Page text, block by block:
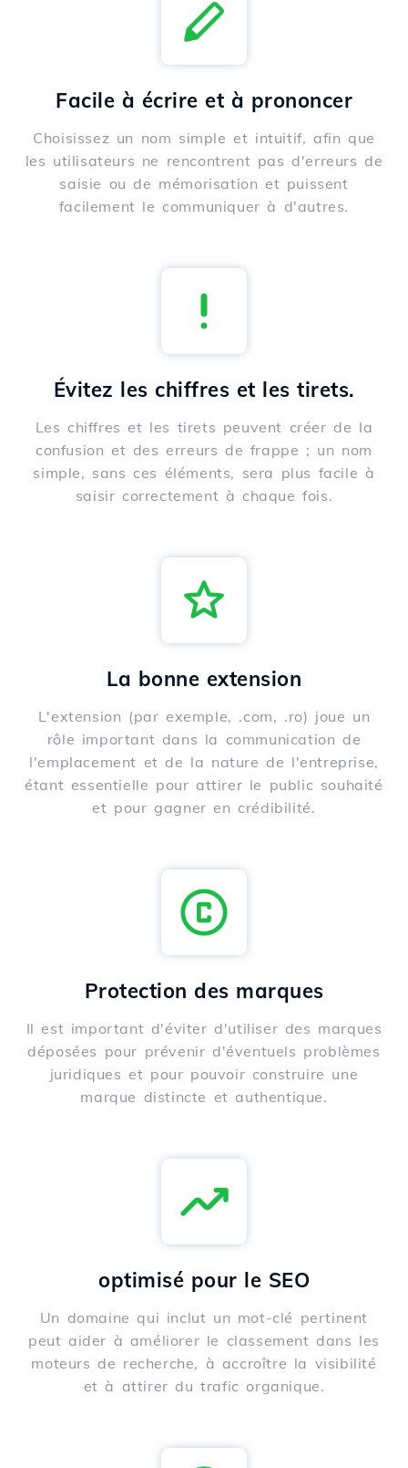
Facile à écrire et à prononcer
Choisissez un nom simple et intuitif, afin que
les utilisateurs ne rencontrent pas d'erreurs de
saisie ou de mémorisation et puissent
facilement le communiquer à d'autres.
Évitez les chiffres et les tirets.
Les chiffres et les tirets peuvent créer de la
confusion et des erreurs de frappe ; un nom
simple, sans ces éléments, sera plus facile à
saisir correctement à chaque fois.
La bonne extension
L'extension (par exemple, .com, .ro) joue un
rôle important dans la communication de
l'emplacement et de la nature de l'entreprise,
étant essentielle pour attirer le public souhaité
et pour gagner en crédibilité.
Protection des marques
Il est important d'éviter d'utiliser des marques
déposées pour prévenir d'éventuels problèmes
juridiques et pour pouvoir construire une
marque distincte et authentique.
optimisé pour le SEO
Un domaine qui inclut un mot-clé pertinent
peut aider à améliorer le classement dans les
moteurs de recherche, à accroître la visibilité
et à attirer du trafic organique.